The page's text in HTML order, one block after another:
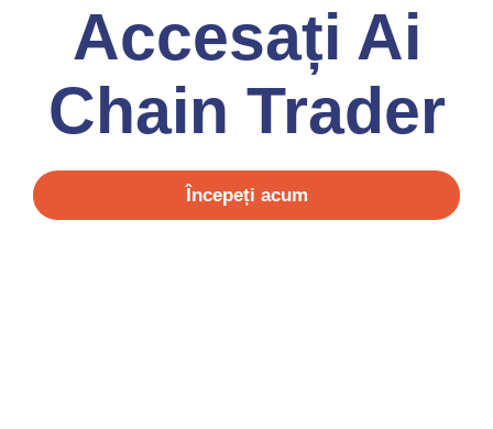
Accesați Ai
Chain Trader
Începeți acum